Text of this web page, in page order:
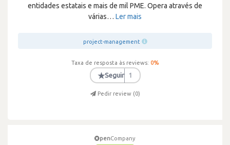
entidades estatais e mais de mil PME. Opera através de
várias… Ler mais
project-management
Taxa de resposta às reviews: 0%
★Seguir 1
Pedir review (0)
penCompany